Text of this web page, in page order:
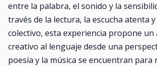
entre la palabra, el sonido y la
través de la lectura, la escucha atenta
colectivo, esta experiencia propone un
creativo al lenguaje desde una
poesía y la música se encuentran para